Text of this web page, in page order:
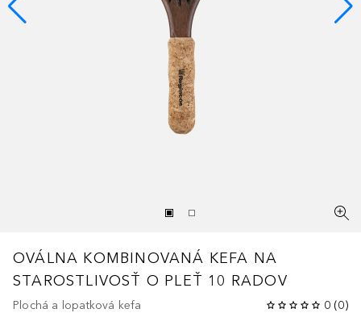
OVÁLNA KOMBINOVANÁ KEFA NA
STAROSTLIVOSŤ O PLEŤ 10 RADOV
Plochá a lopatková kefa 0 (0)